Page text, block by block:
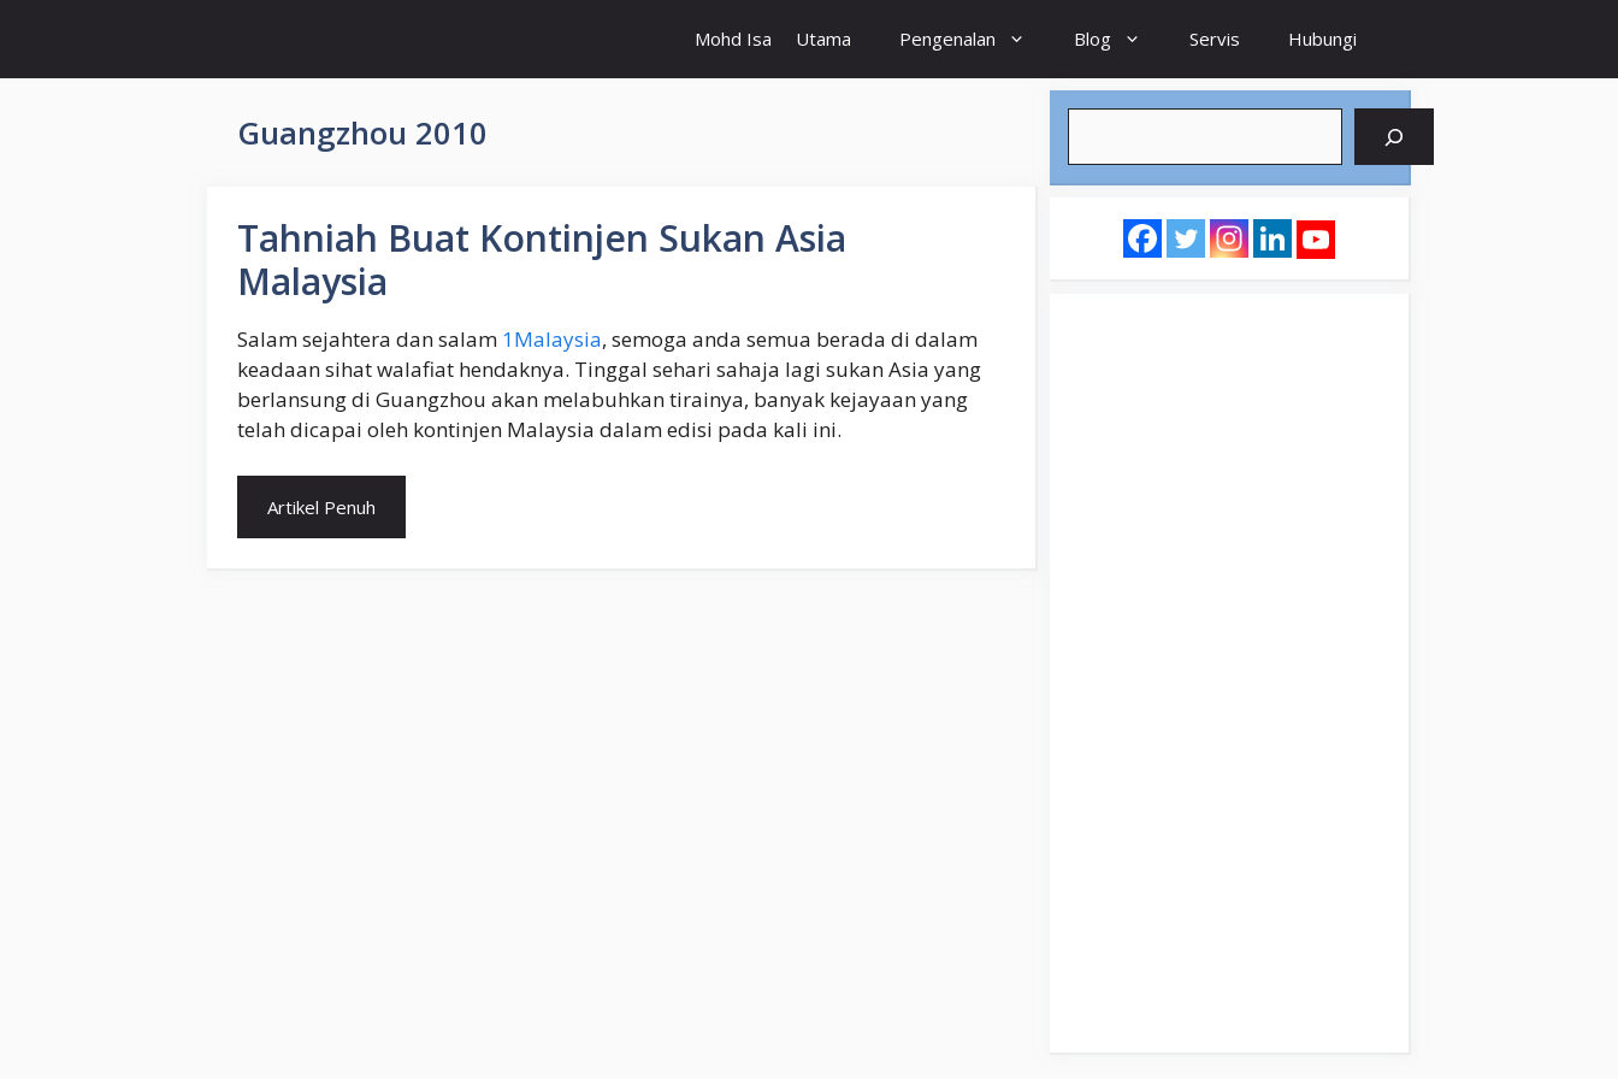
content
Mohd Isa Utama Pengenalan Blog Servis Hubungi
Guangzhou 2010
Tahniah Buat Kontinjen Sukan Asia
Malaysia
Salam sejahtera dan salam 1Malaysia, semoga anda semua berada di dalam
keadaan sihat walafiat hendaknya. Tinggal sehari sahaja lagi sukan Asia yang
berlansung di Guangzhou akan melabuhkan tirainya, banyak kejayaan yang
telah dicapai oleh kontinjen Malaysia dalam edisi pada kali ini.
Artikel Penuh